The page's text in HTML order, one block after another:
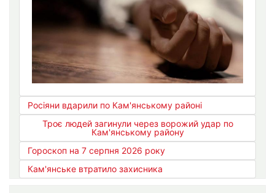
Росіяни вдарили по Кам'янському районі
Троє людей загинули через ворожий удар по
Кам'янському району
Гороскоп на 7 серпня 2026 року
Кам'янське втратило захисника